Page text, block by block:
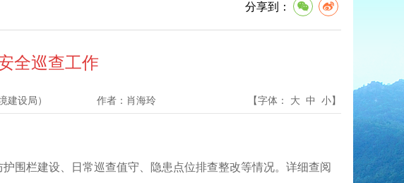
分享到：
全巡查工作
建设局） 作者： 肖海玲 【字体： 大 中 小】
围栏建设、日常巡查值守、隐患点位排查整改等情况。详细查阅